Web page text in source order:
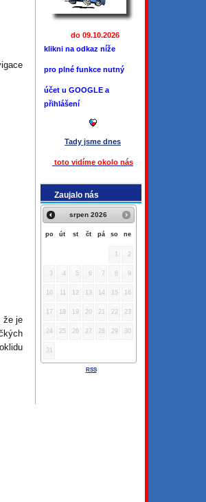
do 09.10.2026
klikni na odkaz níže
pro plné funkce nutný
účet u GOOGLE a
přihlášení
Tady jsme dnes
toto vidíme okolo nás
Zaujalo nás
srpen 2026
po út st čt pá so ne
1 2
3 4 5 6 7 8 9
10 11 12 13 14 15 16
17 18 19 20 21 22 23
24 25 26 27 28 29 30
31
RSS
že je